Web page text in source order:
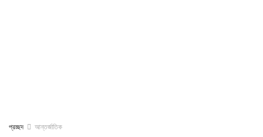
প্রচ্ছদ আন্তর্জাতিক